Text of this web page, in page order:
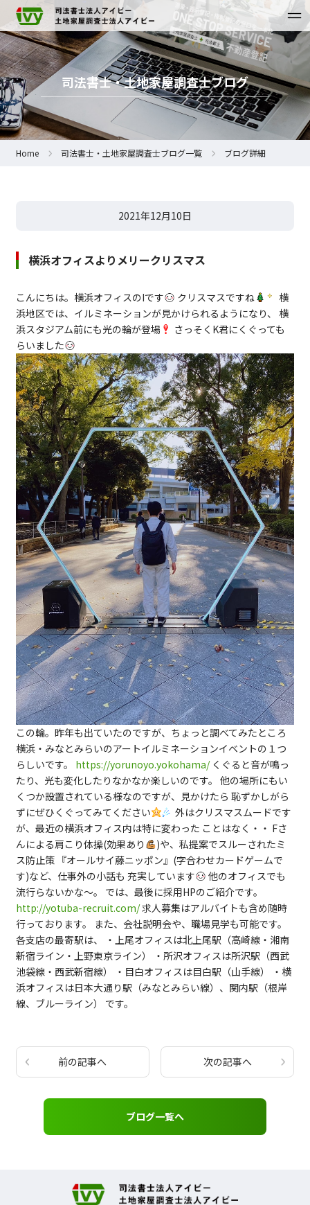
司法書士・土地家屋調査士ブログ
Home 司法書士・土地家屋調査士ブログ一覧 ブログ詳細
2021年12月10日
横浜オフィスよりメリークリスマス
こんにちは。横浜オフィスのIです クリスマスですね
横
浜地区では、イルミネーションが見かけられるようになり、 横
浜スタジアム前にも光の輪が登場
さっそくK君にくぐっても
らいました
この輪。昨年も出ていたのですが、ちょっと調べてみたところ
横浜・みなとみらいのアートイルミネーションイベントの１つ
らしいです。 https://yorunoyo.yokohama/くぐると音が鳴っ
たり、光も変化したりなかなか楽しいのです。 他の場所にもい
くつか設置されている様なのですが、見かけたら 恥ずかしがら
ずにぜひくぐってみてください
外はクリスマスムードです
が、最近の横浜オフィス内は特に変わった ことはなく・・ Fさ
んによる肩こり体操(効果あり
)や、私提案でスルーされたミ
ス防止策 『オールサイ藤ニッポン』(字合わせカードゲームで
す)など、仕事外の小話も 充実しています
他のオフィスでも
流行らないかな～。 では、最後に採用HPのご紹介です。
http://yotuba-recruit.com/求人募集はアルバイトも含め随時
行っております。 また、会社説明会や、職場見学も可能です。
各支店の最寄駅は、 ・上尾オフィスは北上尾駅（高崎線・湘南
新宿ライン・上野東京ライン） ・所沢オフィスは所沢駅（西武
池袋線・西武新宿線） ・目白オフィスは目白駅（山手線） ・横
浜オフィスは日本大通り駅（みなとみらい線）、関内駅（根岸
線、ブルーライン） です。
前の記事へ 次の記事へ
ブログ一覧へ